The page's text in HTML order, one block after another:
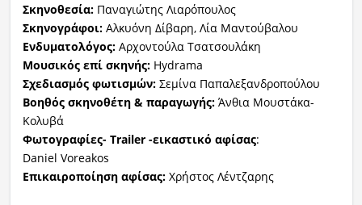
Σκηνοθεσία:Παναγιώτης Λιαρόπουλος
Σκηνογράφοι:Αλκυόνη Δίβαρη, Λία Μαντούβαλου
Ενδυματολόγος:Αρχοντούλα Τσατσουλάκη
Μουσικός επί σκηνής:Hydrama
Σχεδιασμός φωτισμών:Σεμίνα Παπαλεξανδροπούλου
Βοηθός σκηνοθέτη& παραγωγής:Άνθια Μουστάκα-
Κολυβά
Φωτογραφίες- Trailer-εικαστικό αφίσας:
Daniel Voreakos
Επικαιροποίησηαφίσας: Χρήστος Λέντζαρης